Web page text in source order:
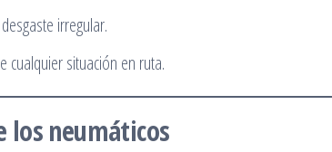
irregular.
cualquier situación en ruta.
los neumáticos